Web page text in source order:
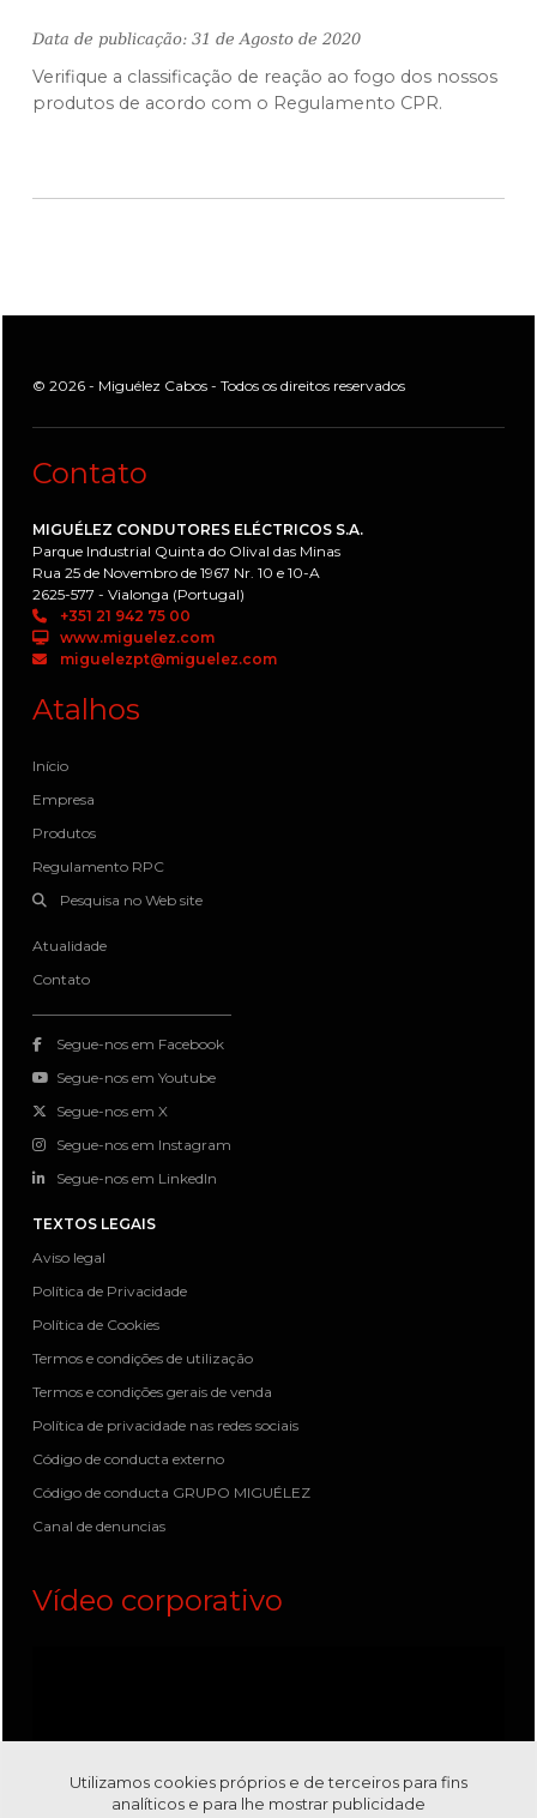
Data de publicação: 31 de Agosto de 2020
Verifique a classificação de reação ao fogo dos nossos
produtos de acordo com o Regulamento CPR.
© 2026 - Miguélez Cabos - Todos os direitos reservados
Contato
MIGUÉLEZ CONDUTORES ELÉCTRICOS S.A.
Parque Industrial Quinta do Olival das Minas
Rua 25 de Novembro de 1967 Nr. 10 e 10-A
2625-577 - Vialonga (Portugal)
+351 21 942 75 00
www.miguelez.com
miguelezpt@miguelez.com
Atalhos
Início
Empresa
Produtos
Regulamento RPC
Pesquisa no Web site
Atualidade
Contato
Segue-nos em Facebook
Segue-nos em Youtube
Segue-nos em X
Segue-nos em Instagram
Segue-nos em LinkedIn
TEXTOS LEGAIS
Aviso legal
Política de Privacidade
Política de Cookies
Termos e condições de utilização
Termos e condições gerais de venda
Política de privacidade nas redes sociais
Código de conducta externo
Código de conducta GRUPO MIGUÉLEZ
Canal de denuncias
Vídeo corporativo
Utilizamos cookies próprios e de terceiros para fins
analíticos e para lhe mostrar publicidade